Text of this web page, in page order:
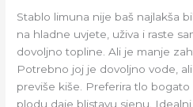
Stablo limuna nije baš najlakša
na hladne uvjete, uživa i raste
dovoljno topline. Ali je manje
Potrebno joj je dovoljno vode,
previše kiše. Preferira tlo
plodu daje blistavu sjenu. Idealni